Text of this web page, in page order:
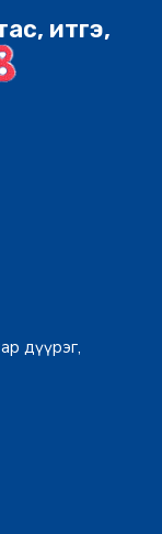
итгэ,
дүүрэг,